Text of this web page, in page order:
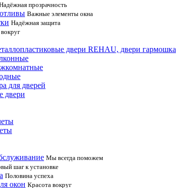
прозрачность
Важные элементы окна
Надёжная защита
двери REHAU, двери гармошка
для дверей
двери
Мы всегда поможем
шаг к установке
Половина успеха
окон Красота вокруг